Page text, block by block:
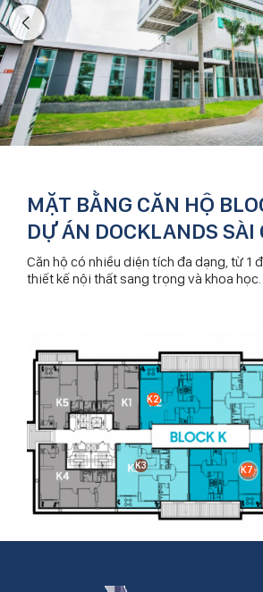
MẶT BẰNG CĂN HỘ
DỰ ÁN DOCKLANDS SÀI
Căn hộ có nhiều diện tích đa dạng, từ 1
thiết kế nội thất sang trọng và khoa học.
K2
K3 K7